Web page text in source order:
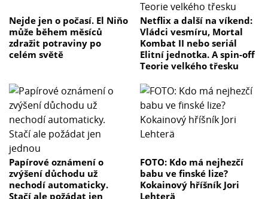
Nejde jen o počasí. El Niňo
může během měsíců
zdražit potraviny po
celém světě
Netflix a další na víkend:
Vládci vesmíru, Mortal
Kombat II nebo seriál
Elitní jednotka. A spin-off
Teorie velkého třesku
Papírové oznámení o
zvýšení důchodu už
nechodí automaticky.
Stačí ale požádat jen
FOTO: Kdo má nejhezčí
babu ve finské lize?
Kokainový hříšník Jori
Lehterä